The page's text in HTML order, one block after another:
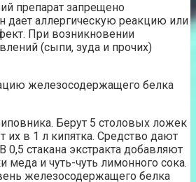
препарат запрещено
дает аллергическую реакцию или
При возникновении
(сыпи, зуда и прочих)
железосодержащего белка
Берут 5 столовых ложек
их в 1 л кипятка. Средство дают
0,5 стакана экстракта добавляют
меда и чуть-чуть лимонного сока.
железосодержащего белка